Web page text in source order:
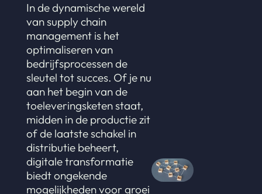
In de dynamische wereld
van supply chain
management is het
optimaliseren van
bedrijfsprocessen de
sleutel tot succes. Of je nu
aan het begin van de
toeleveringsketen staat,
midden in de productie zit
of de laatste schakel in
distributie beheert,
digitale transformatie
biedt ongekende
mogelijkheden voor groei